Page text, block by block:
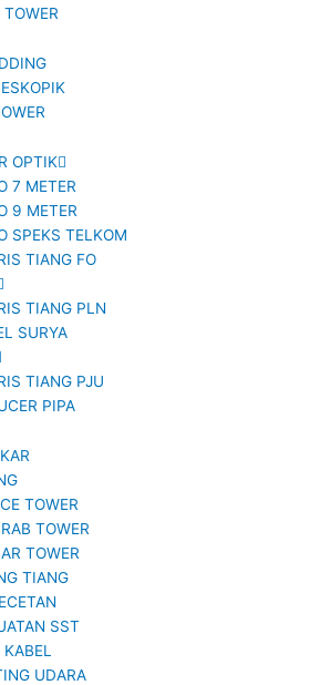
OPTIK
7 METER
9 METER
SPEKS TELKOM
TIANG FO
TIANG PLN
SURYA
TIANG PJU
PIPA
TOWER
TOWER
TOWER
TIANG
SST
UDARA